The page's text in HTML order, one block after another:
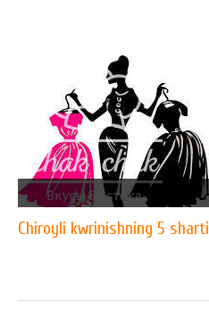
Chiroyli kwrinishning 5 sharti